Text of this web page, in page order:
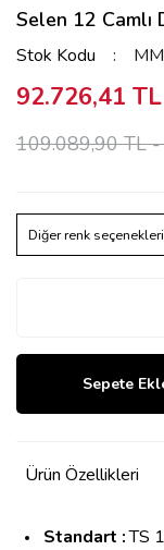
Selen 12 Camlı
Stok Kodu
92.726,41
109.089,90 TL
Diğer renk seçenekleri
Sepete
Ürün Özellikleri
Standart :TS